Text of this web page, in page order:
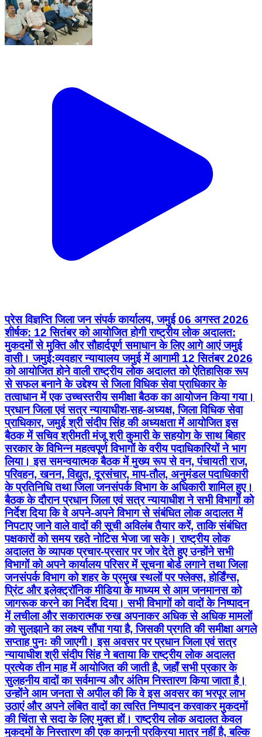
प्रेस विज्ञप्ति जिला जन संपर्क कार्यालय, जमुई 06 अगस्त 2026
शीर्षक: 12 सितंबर को आयोजित होगी राष्ट्रीय लोक अदालत:
मुकदमों से मुक्ति और सौहार्दपूर्ण समाधान के लिए आगे आएं जमुई
वासी। जमुई:व्यवहार न्यायालय जमुई में आगामी 12 सितंबर 2026
को आयोजित होने वाली राष्ट्रीय लोक अदालत को ऐतिहासिक रूप
से सफल बनाने के उद्देश्य से जिला विधिक सेवा प्राधिकार के
तत्वाधान में एक उच्चस्तरीय समीक्षा बैठक का आयोजन किया गया।
प्रधान जिला एवं सत्र न्यायाधीश-सह-अध्यक्ष, जिला विधिक सेवा
प्राधिकार, जमुई श्री संदीप सिंह की अध्यक्षता में आयोजित इस
बैठक में सचिव श्रीमती मंजू श्री कुमारी के सहयोग के साथ बिहार
सरकार के विभिन्न महत्वपूर्ण विभागों के वरीय पदाधिकारियों ने भाग
लिया। इस समन्वयात्मक बैठक में मुख्य रूप से वन, पंचायती राज,
परिवहन, खनन, विद्युत, दूरसंचार, माप-तौल, अनुमंडल पदाधिकारी
के प्रतिनिधि तथा जिला जनसंपर्क विभाग के अधिकारी शामिल हुए।
बैठक के दौरान प्रधान जिला एवं सत्र न्यायाधीश ने सभी विभागों को
निर्देश दिया कि वे अपने-अपने विभाग से संबंधित लोक अदालत में
निपटाए जाने वाले वादों की सूची अविलंब तैयार करें, ताकि संबंधित
पक्षकारों को समय रहते नोटिस भेजा जा सके। राष्ट्रीय लोक
अदालत के व्यापक प्रचार-प्रसार पर जोर देते हुए उन्होंने सभी
विभागों को अपने कार्यालय परिसर में सूचना बोर्ड लगाने तथा जिला
जनसंपर्क विभाग को शहर के प्रमुख स्थलों पर फ्लेक्स, होर्डिंग्स,
प्रिंट और इलेक्ट्रॉनिक मीडिया के माध्यम से आम जनमानस को
जागरूक करने का निर्देश दिया। सभी विभागों को वादों के निष्पादन
में लचीला और सकारात्मक रुख अपनाकर अधिक से अधिक मामलों
को सुलझाने का लक्ष्य सौंपा गया है, जिसकी प्रगति की समीक्षा अगले
सप्ताह पुनः की जाएगी। इस अवसर पर प्रधान जिला एवं सत्र
न्यायाधीश श्री संदीप सिंह ने बताया कि राष्ट्रीय लोक अदालत
प्रत्येक तीन माह में आयोजित की जाती है, जहाँ सभी प्रकार के
सुलहनीय वादों का सर्वमान्य और अंतिम निस्तारण किया जाता है।
उन्होंने आम जनता से अपील की कि वे इस अवसर का भरपूर लाभ
उठाएं और अपने लंबित वादों का त्वरित निष्पादन करवाकर मुकदमों
की चिंता से सदा के लिए मुक्त हों। राष्ट्रीय लोक अदालत केवल
मुकदमों के निस्तारण की एक कानूनी प्रक्रिया मात्र नहीं है, बल्कि